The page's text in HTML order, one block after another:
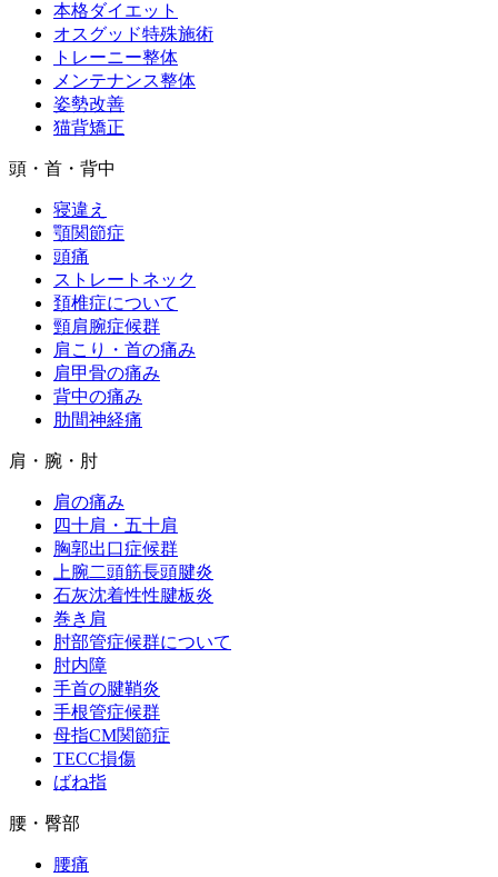
本格ダイエット
オスグッド特殊施術
トレーニー整体
メンテナンス整体
姿勢改善
猫背矯正
頭・首・背中
寝違え
顎関節症
頭痛
ストレートネック
頚椎症について
頸肩腕症候群
肩こり・首の痛み
肩甲骨の痛み
背中の痛み
肋間神経痛
肩・腕・肘
肩の痛み
四十肩・五十肩
胸郭出口症候群
上腕二頭筋長頭腱炎
石灰沈着性性腱板炎
巻き肩
肘部管症候群について
肘内障
手首の腱鞘炎
手根管症候群
母指CM関節症
TECC損傷
ばね指
腰・臀部
腰痛